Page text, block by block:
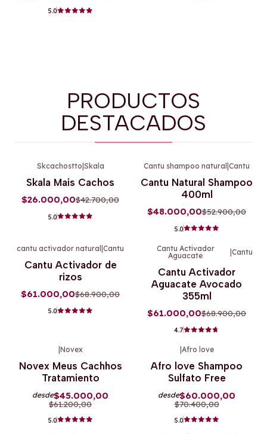
5.0
PRODUCTOS
DESTACADOS
Skcachostto Skala
Skala Mais Cachos
$26.000,00$42.700,00
5.0
Cantu shampoo natural Cantu
Cantu Natural Shampoo
400ml
$48.000,00$52.900,00
5.0
cantu activador natural|Cantu
Cantu Activador de
rizos
$61.000,00$68.900,00
5.0
-11%OFF
Cantu Activador
Aguacate
|Cantu
Cantu Activador
Aguacate Avocado
355ml
$61.000,00$68.900,00
4.7
Novex
Novex Meus Cachhos
Tratamiento
desde$45.000,00
$61.200,00
5.0
Afro love
Afro love Shampoo
Sulfato Free
desde$60.000,00
$70.400,00
5.0